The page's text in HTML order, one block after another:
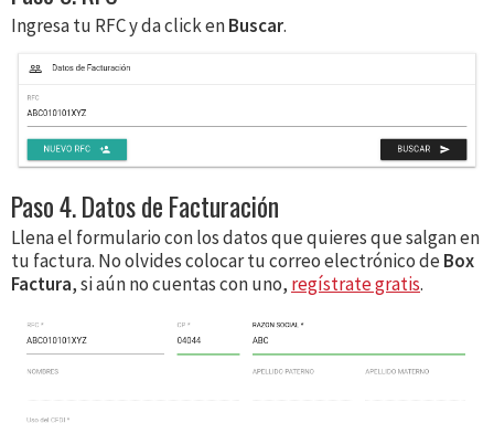
Ingresa tu RFC y da click enBuscar.
Paso 4. Datos de Facturación
Llena el formulario con los datos que quieres que salgan en
tu factura. No olvides colocar tu correo electrónico deBox
Factura, si aún no cuentas con uno, regístrate gratis.